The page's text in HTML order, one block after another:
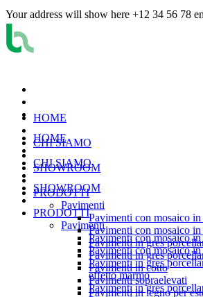
Your address will show here +12 34 56 78
HOME
CHI SIAMO
SHOWROOM
PRODOTTI
Pavimenti
Pavimenti con mosaico
Pavimenti con mosaico
Pavimenti in gres
effetto marmo
Pavimenti in gres
HOME
CHI SIAMO
SHOWROOM
PRODOTTI
Pavimenti
Pavimenti con mosaico
Pavimenti con mosaico
Pavimenti in gres
Pavimenti in gres
Pavimenti in cotto
Pavimenti sopraelevati
Pavimenti in legno per